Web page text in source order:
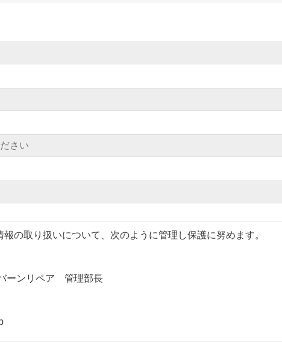
の取り扱いについて、次のように管理し保護に努めます。
ーンリペア 管理部長